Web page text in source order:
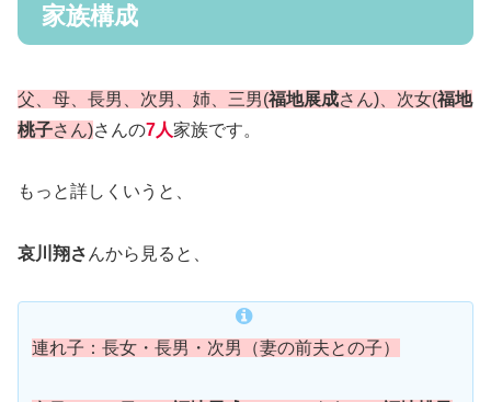
家族構成
父、母、長男、次男、姉、三男(福地展成さん)、次女(福地
桃子さん)さんの7人家族です。
もっと詳しくいうと、
哀川翔さ んから見ると、
連れ子：長女・長男・次男（妻の前夫との子）